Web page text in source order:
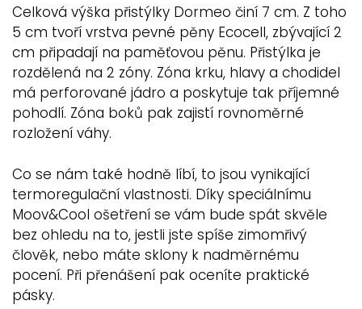
Celková výška přistýlky Dormeo činí 7 cm. Z toho
5 cm tvoří vrstva pevné pěny Ecocell, zbývající 2
cm připadají na paměťovou pěnu. Přistýlka je
rozdělená na 2 zóny. Zóna krku, hlavy a chodidel
má perforované jádro a poskytuje tak příjemné
pohodlí. Zóna boků pak zajistí rovnoměrné
rozložení váhy.
Co se nám také hodně líbí, to jsou vynikající
termoregulační vlastnosti. Díky speciálnímu
Moov&Cool ošetření se vám bude spát skvěle
bez ohledu na to, jestli jste spíše zimomřivý
člověk, nebo máte sklony k nadměrnému
pocení. Při přenášení pak oceníte praktické
pásky.